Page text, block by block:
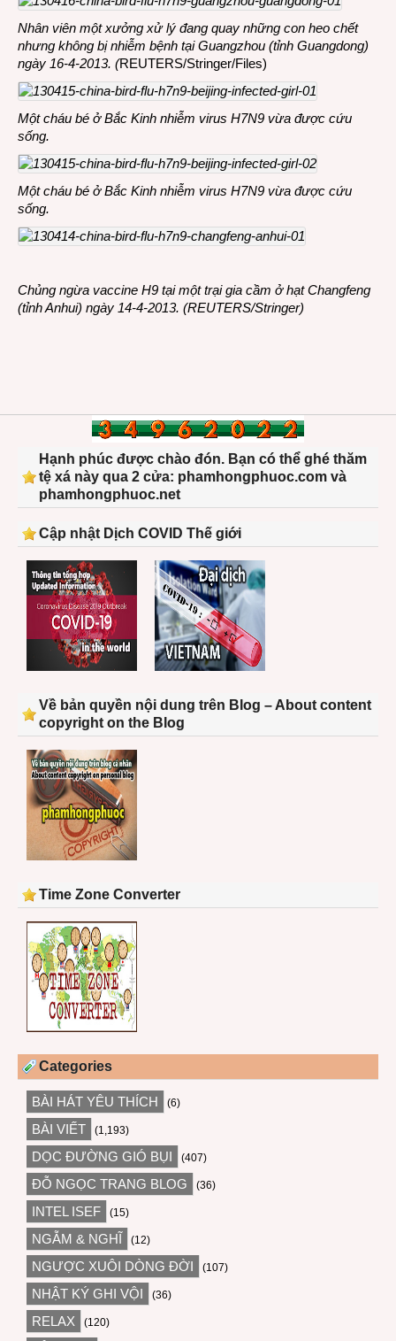
Nhân viên một xưởng xử lý đang quay những con heo chết
nhưng không bị nhiễm bệnh tại Guangzhou (tỉnh Guangdong)
ngày 16-4-2013. (REUTERS/Stringer/Files)
Một cháu bé ở Bắc Kinh nhiễm virus H7N9 vừa được cứu
sống.
Một cháu bé ở Bắc Kinh nhiễm virus H7N9 vừa được cứu
sống.
Chủng ngừa vaccine H9 tại một trại gia cầm ở hạt Changfeng
(tỉnh Anhui) ngày 14-4-2013. (REUTERS/Stringer)
Hạnh phúc được chào đón. Bạn có thể ghé thăm
tệ xá này qua 2 cửa: phamhongphuoc.com và
phamhongphuoc.net
Cập nhật Dịch COVID Thế giới
Về bản quyền nội dung trên Blog – About content
copyright on the Blog
Time Zone Converter
Categories
BÀI HÁT YÊU THÍCH (6)
BÀI VIẾT (1,193)
DỌC ĐƯỜNG GIÓ BỤI (407)
ĐỖ NGỌC TRANG BLOG (36)
INTEL ISEF (15)
NGẪM & NGHĨ (12)
NGƯỢC XUÔI DÒNG ĐỜI (107)
NHẬT KÝ GHI VỘI (36)
RELAX (120)